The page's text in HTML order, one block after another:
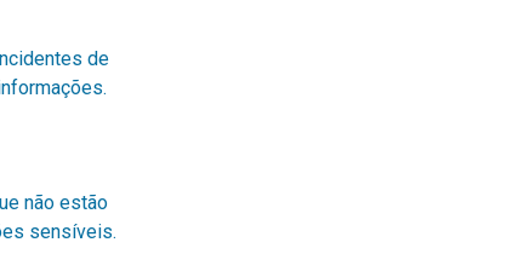
de
não estão
sensíveis.